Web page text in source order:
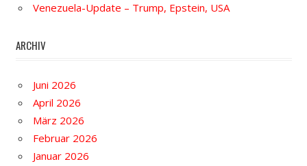
Venezuela-Update – Trump, Epstein, USA
ARCHIV
Juni 2026
April 2026
März 2026
Februar 2026
Januar 2026